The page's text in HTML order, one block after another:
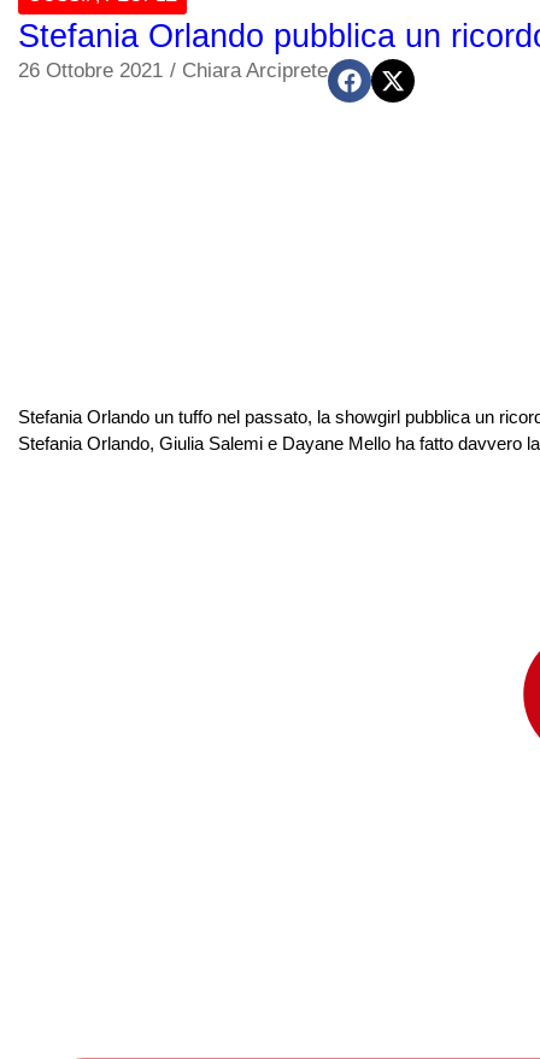
Stefania Orlando pubblica un
26 Ottobre 2021 / Chiara Arciprete
Stefania Orlando un tuffo nel passato, la showgirl pubblica un
Stefania Orlando, Giulia Salemi e Dayane Mello ha fatto davvero